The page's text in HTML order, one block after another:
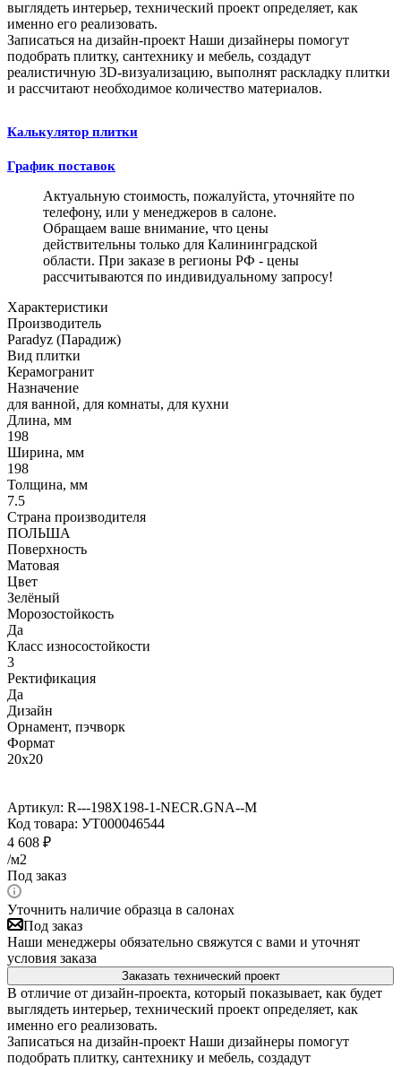
выглядеть интерьер, технический проект определяет, как
именно его реализовать.
Записаться на дизайн-проект Наши дизайнеры помогут
подобрать плитку, сантехнику и мебель, создадут
реалистичную 3D-визуализацию, выполнят раскладку плитки
и рассчитают необходимое количество материалов.
Калькулятор плитки
График поставок
Актуальную стоимость, пожалуйста, уточняйте по
телефону, или у менеджеров в салоне.
Обращаем ваше внимание, что цены
действительны только для Калининградской
области. При заказе в регионы РФ - цены
рассчитываются по индивидуальному запросу!
Характеристики
Производитель
Paradyz (Парадиж)
Вид плитки
Керамогранит
Назначение
для ванной, для комнаты, для кухни
Длина, мм
198
Ширина, мм
198
Толщина, мм
7.5
Страна производителя
ПОЛЬША
Поверхность
Матовая
Цвет
Зелёный
Морозостойкость
Да
Класс износостойкости
3
Ректификация
Да
Дизайн
Орнамент, пэчворк
Формат
20x20
Артикул: R---198X198-1-NECR.GNA--M
Код товара: УТ000046544
4 608 ₽
/м2
Под заказ
Уточнить наличие образца в салонах
Под заказ
Наши менеджеры обязательно свяжутся с вами и уточнят
условия заказа
Заказать технический проект
В отличие от дизайн-проекта, который показывает, как будет
выглядеть интерьер, технический проект определяет, как
именно его реализовать.
Записаться на дизайн-проект Наши дизайнеры помогут
подобрать плитку, сантехнику и мебель, создадут